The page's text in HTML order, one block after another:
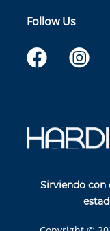
Follow Us
Sirviendo con